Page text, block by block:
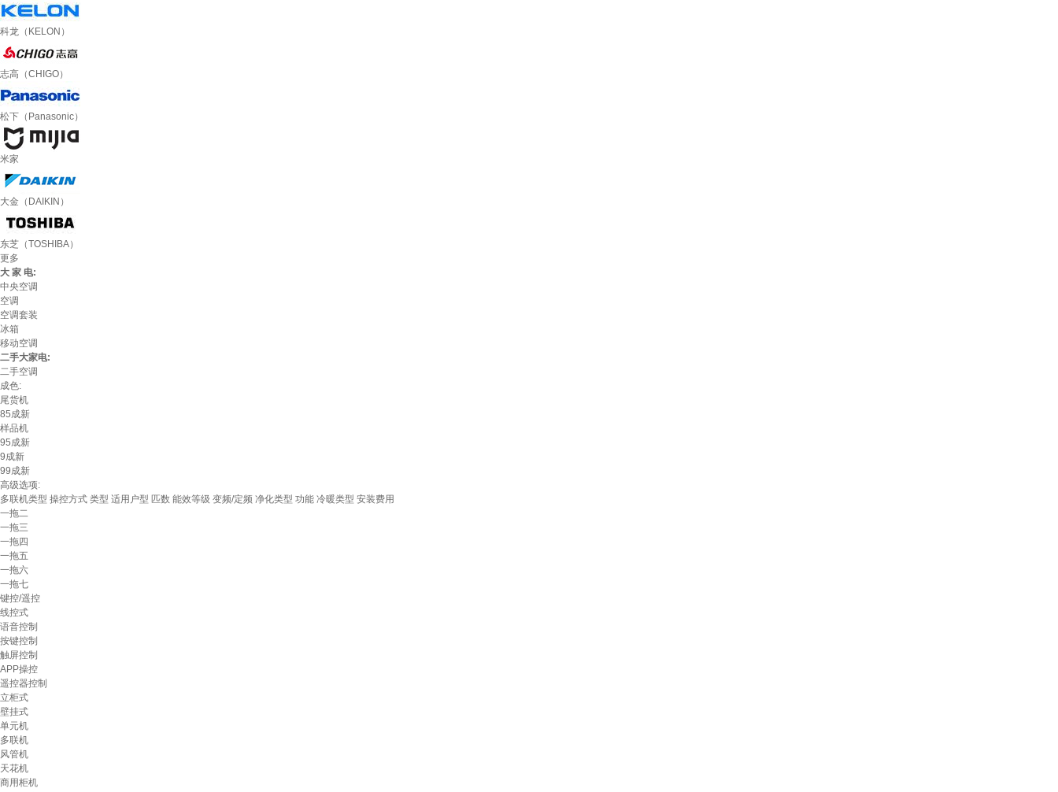
科龙（KELON）
志高（CHIGO）
松下（Panasonic）
米家
大金（DAIKIN）
东芝（TOSHIBA）
更多
大 家 电:
中央空调
空调
空调套装
冰箱
移动空调
二手大家电:
二手空调
成色:
尾货机
85成新
样品机
95成新
9成新
99成新
高级选项:
多联机类型 操控方式 类型 适用户型 匹数 能效等级 变频/定频 净化类型 功能 冷暖类型 安装费用
一拖二
一拖三
一拖四
一拖五
一拖六
一拖七
键控/遥控
线控式
语音控制
按键控制
触屏控制
APP操控
遥控器控制
立柜式
壁挂式
单元机
多联机
风管机
天花机
商用柜机